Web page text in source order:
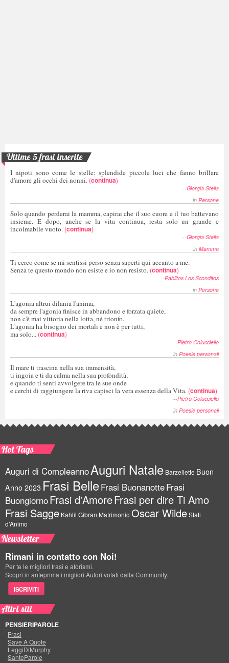
Ultime 5 frasi inserite
I nipoti sono come le stelle: splendide piccole luci che fanno brillare
d'amore gli occhi dei nonni. (continua)
--Giorgia Stella
in Persone
Solo quando perderai la mamma, capirai che il suo cuore e il tuo battevano
insieme. E dopo, anche se la vita continua, resta solo un grande e
incolmabile vuoto. (continua)
--Giorgia Stella
in Mamma
Ti cerco come se mi sentissi perso senza saperti qui accanto a me.
Senza te questo mondo non esiste e io non resisto. (continua)
--Pablitos Los Sconditos
in Persone
L'agonia altrui dilania l'anima,
da sempre l'agonia finisce in abbandono e forzata quiete,
non c'è mai vittoria nella lotta, né trionfo.
L'agonia ha bisogno dei mortali e non è per tutti,
ma solo... (continua)
--Pietro Colucciello
in Poesie personali
Il mare ti trascina nella sua immensità,
ti ingoia e ti da calma nella sua profondità,
e quando ti senti avvolgere tra le sue onde
e cerchi di raggiungere la riva capisci la vera essenza della Vita. (continua)
--Pietro Colucciello
in Poesie personali
Hot Tags
Auguri di CompleannoAuguri Natale Barzellette Buon
Anno 2023 Frasi BelleFrasi BuonanotteFrasi
BuongiornoFrasi d'AmoreFrasi per dire Ti Amo
Frasi Sagge Kahlil Gibran Matrimonio Oscar WildeStati
d'Animo
Newsletter
Rimani in contatto con Noi!
Per te le migliori frasi e aforismi.
Scopri in anteprima i migliori Autori votati dalla Community.
ISCRIVITI
Altri siti
PENSIERIPAROLE
Frasi
Save A Quote
LeggiDiMurphy
SanteParole